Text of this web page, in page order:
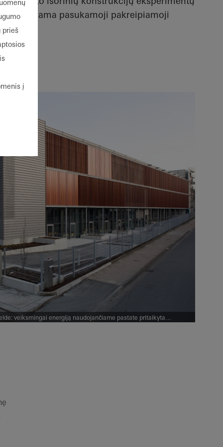
to, įvedama pasukamoji pakreipiamoji
veiksmingai energiją naudojančiame pastate pritaikyta
prieš
į